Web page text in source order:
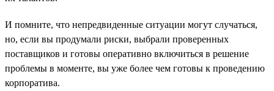
И помните, что непредвиденные ситуации могут случаться,
но, если вы продумали риски, выбрали проверенных
поставщиков и готовы оперативно включиться в решение
проблемы в моменте, вы уже более чем готовы к проведению
корпоратива.